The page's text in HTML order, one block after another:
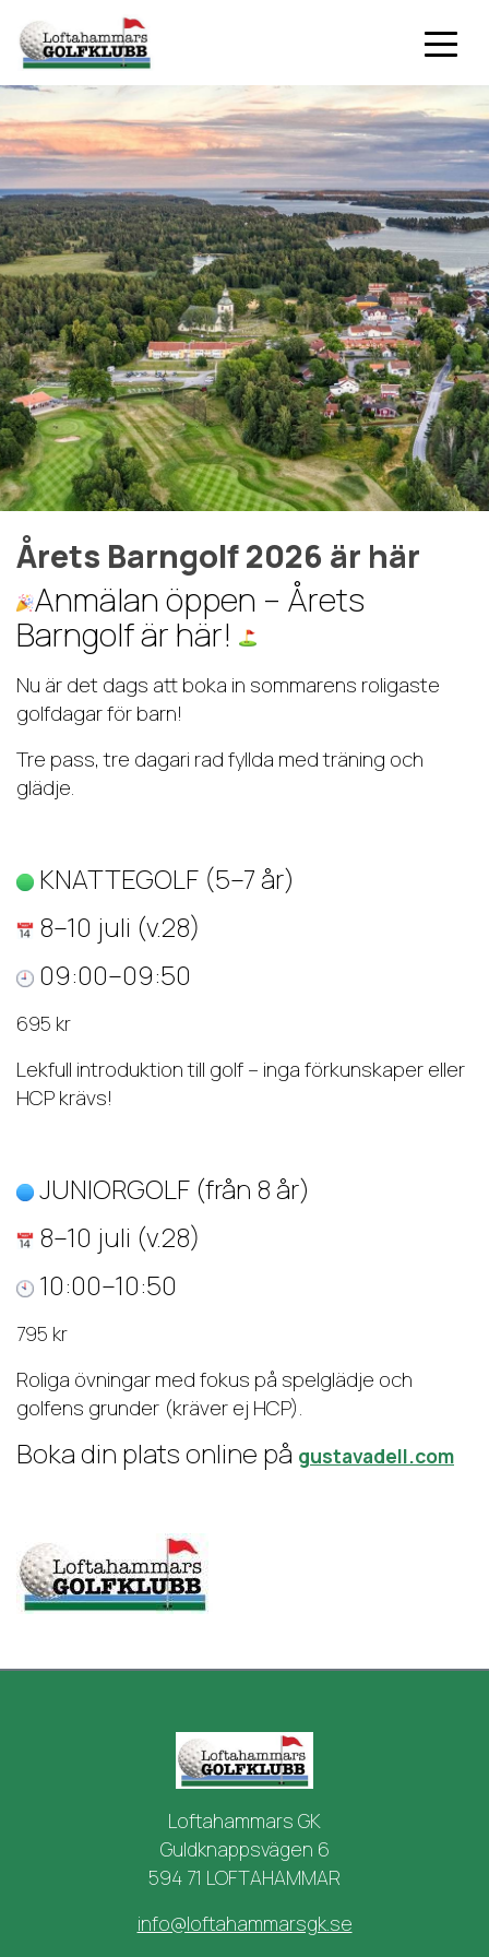
Årets Barngolf 2026 är här
Anmälan öppen – Årets
Barngolf är här!
Nu är det dags att boka in sommarens roligaste
golfdagar för barn!
Tre pass, tre dagari rad fyllda med träning och
glädje.
KNATTEGOLF (5–7 år)
8–10 juli (v.28)
09:00–09:50
695 kr
Lekfull introduktion till golf – inga förkunskaper eller
HCP krävs!
JUNIORGOLF (från 8 år)
8–10 juli (v.28)
10:00–10:50
795 kr
Roliga övningar med fokus på spelglädje och
golfens grunder (kräver ej HCP).
Boka din plats online på gustavadell.com
Loftahammars GK
Guldknappsvägen 6
594 71 LOFTAHAMMAR
info@loftahammarsgk.se